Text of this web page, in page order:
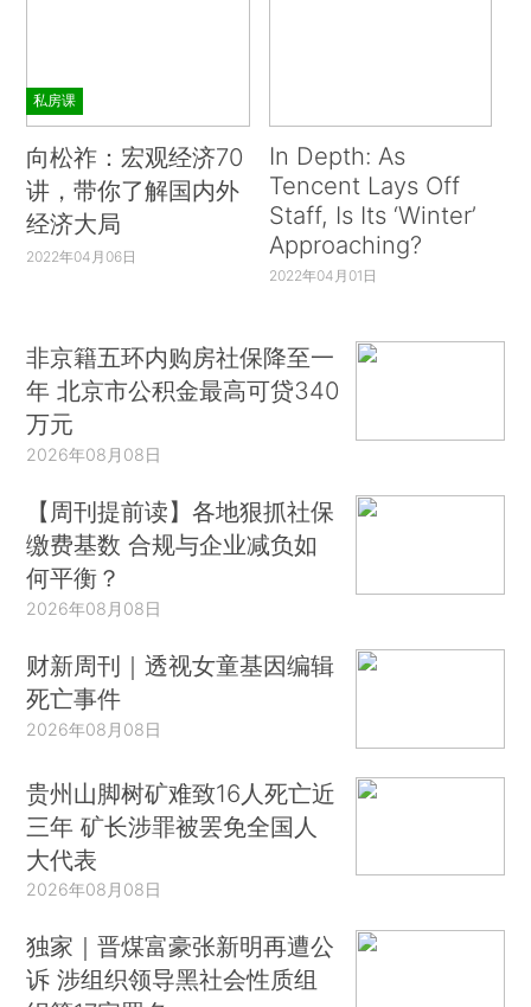
私房课
向松祚：宏观经济70
讲，带你了解国内外
经济大局
2022年04月06日
In Depth: As
Tencent Lays Off
Staff, Is Its ‘Winter’
Approaching?
2022年04月01日
非京籍五环内购房社保降至一
年 北京市公积金最高可贷340
万元
2026年08月08日
【周刊提前读】各地狠抓社保
缴费基数 合规与企业减负如
何平衡？
2026年08月08日
财新周刊｜透视女童基因编辑
死亡事件
2026年08月08日
贵州山脚树矿难致16人死亡近
三年 矿长涉罪被罢免全国人
大代表
2026年08月08日
独家｜晋煤富豪张新明再遭公
诉 涉组织领导黑社会性质组